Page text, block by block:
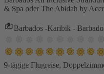
& Spa oder The Abidah by
Barbados -Karibik -
9-tägige Flugreise,